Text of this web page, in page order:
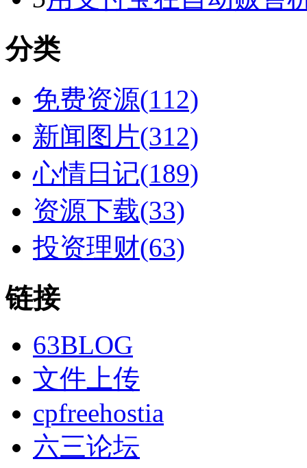
分类
免费资源(112)
新闻图片(312)
心情日记(189)
资源下载(33)
投资理财(63)
链接
63BLOG
文件上传
cpfreehostia
六三论坛